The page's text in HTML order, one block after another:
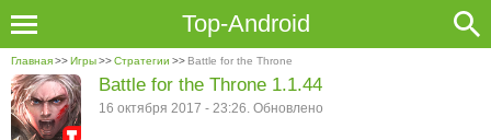
Top-Android
Главная>>Игры>>Стратегии >> Battle for the Throne
Battle for the Throne 1.1.44
16 октября 2017 - 23:26. Обновлено